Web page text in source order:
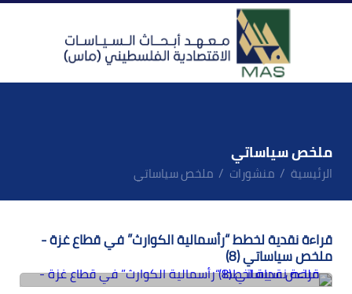
ملخص سياساتي
الرئيسية منشورات ملخص سياساتي
قراءة نقدية لخطط “رأسمالية الكوارث” في قطاع غزة -
ملخص سياساتي (8)